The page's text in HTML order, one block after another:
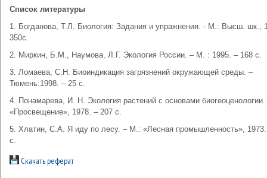
Список литературы
1. Богданова, Т.Л. Биология: Задания и упражнения. - М.: Высш. шк.,
350с.
2. Миркин, Б.М., Наумова, Л.Г. Экология России. – М. : 1995. – 168 с.
3. Ломаева, С.Н. Биоиндикация загрязнений окружающей среды. –
Тюмень:1998. – 25 с.
4. Понамарева, И. Н. Экология растений с основами
«Просвещение», 1978. – 207 с.
5. Хлатин, С.А. Я иду по лесу. – М.: «Лесная промышленность»,
с.
Скачать реферат